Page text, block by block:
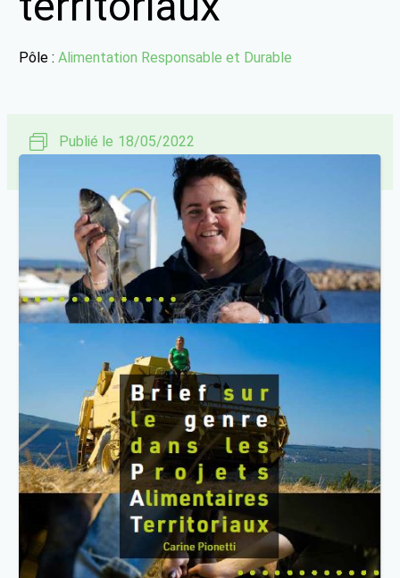
Pôle :Alimentation Responsable et Durable
Publié le 18/05/2022